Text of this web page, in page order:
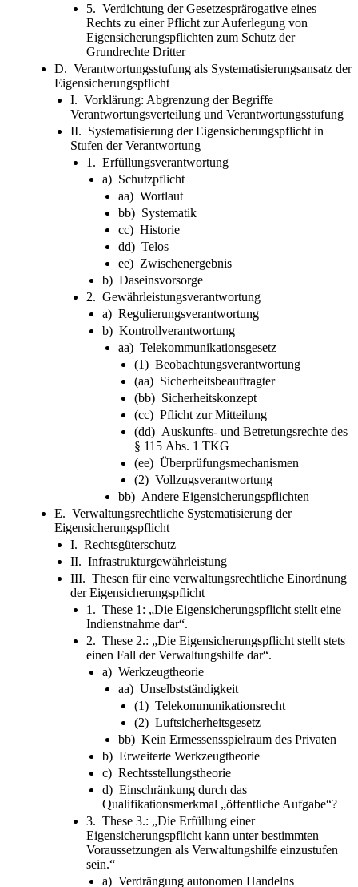
5. Verdichtung der Gesetzesprärogative eines
Rechts zu einer Pflicht zur Auferlegung von
Eigensicherungspflichten zum Schutz der
Grundrechte Dritter
D. Verantwortungsstufung als Systematisierungsansatz der
Eigensicherungspflicht
I. Vorklärung: Abgrenzung der Begriffe
Verantwortungsverteilung und Verantwortungsstufung
II. Systematisierung der Eigensicherungspflicht in
Stufen der Verantwortung
1. Erfüllungsverantwortung
a) Schutzpflicht
aa) Wortlaut
bb) Systematik
cc) Historie
dd) Telos
ee) Zwischenergebnis
b) Daseinsvorsorge
2. Gewährleistungsverantwortung
a) Regulierungsverantwortung
b) Kontrollverantwortung
aa) Telekommunikationsgesetz
(1) Beobachtungsverantwortung
(aa) Sicherheitsbeauftragter
(bb) Sicherheitskonzept
(cc) Pflicht zur Mitteilung
(dd) Auskunfts- und Betretungsrechte des
§ 115 Abs. 1 TKG
(ee) Überprüfungsmechanismen
(2) Vollzugsverantwortung
bb) Andere Eigensicherungspflichten
E. Verwaltungsrechtliche Systematisierung der
Eigensicherungspflicht
I. Rechtsgüterschutz
II. Infrastrukturgewährleistung
III. Thesen für eine verwaltungsrechtliche Einordnung
der Eigensicherungspflicht
1. These 1: „Die Eigensicherungspflicht stellt eine
Indienstnahme dar“.
2. These 2.: „Die Eigensicherungspflicht stellt stets
einen Fall der Verwaltungshilfe dar“.
a) Werkzeugtheorie
aa) Unselbstständigkeit
(1) Telekommunikationsrecht
(2) Luftsicherheitsgesetz
bb) Kein Ermessensspielraum des Privaten
b) Erweiterte Werkzeugtheorie
c) Rechtsstellungstheorie
d) Einschränkung durch das
Qualifikationsmerkmal „öffentliche Aufgabe“?
3. These 3.: „Die Erfüllung einer
Eigensicherungspflicht kann unter bestimmten
Voraussetzungen als Verwaltungshilfe einzustufen
sein.“
a) Verdrängung autonomen Handelns